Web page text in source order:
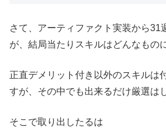
さて、アーティファクト実装から31
が、結局当たりスキルはどんなもの
正直デメリット付き以外のスキルは
すが、その中でも出来るだけ厳選は
そこで取り出したるは